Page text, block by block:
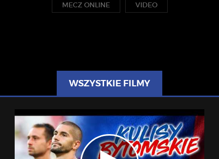
MECZ ONLINE VIDEO
WSZYSTKIE FILMY